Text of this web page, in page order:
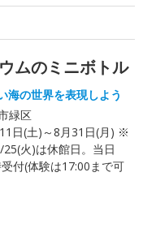
ムのミニボトル
海の世界を表現しよう
緑区
日(土)～8月31日(月) ※
火)は休館日。当日
付(体験は17:00まで可